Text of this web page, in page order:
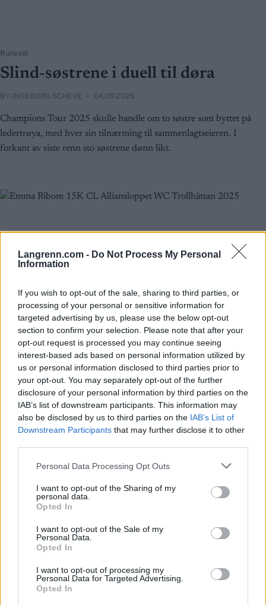
Langrenn.com - Do Not Process My Personal
Information
If you wish to opt-out of the sale, sharing to third parties, or
processing of your personal or sensitive information for
targeted advertising by us, please use the below opt-out
section to confirm your selection. Please note that after your
opt-out request is processed you may continue seeing
interest-based ads based on personal information utilized by
us or personal information disclosed to third parties prior to
your opt-out. You may separately opt-out of the further
disclosure of your personal information by third parties on the
IAB’s list of downstream participants. This information may
also be disclosed by us to third parties on the IAB’s List of
Downstream Participants that may further disclose it to other
Please note that this website/app uses one or more Google
not limited to your visit or usage behaviour. You may click to
grant or deny consent to Google and its third-party tags to
use your data for below specified purposes in below Google
consent section.
Personal Data Processing Opt Outs
I want to opt-out of the Sharing of my
personal data.
Opted In
I want to opt-out of the Sale of my
Personal Data.
Opted In
I want to opt-out of processing my
Personal Data for Targeted Advertising.
Opted In
Rulleski
Slind-søstrene i duell til døra
BY INGEBORG SCHEVE 04.09.2025
Champions Tour 2025 skulle handle om to søstre som byttet på
ledertrøya, med hver sin tilnærming til sammenlagtseieren. I
forkant av siste renn sto søstrene dønn likt.
Rulleski
Regelrett utklassing – beste norske
på tredjeplass
Den tidligere verdensmesteren avsluttet sesongen som en skygge av
på tre dager.